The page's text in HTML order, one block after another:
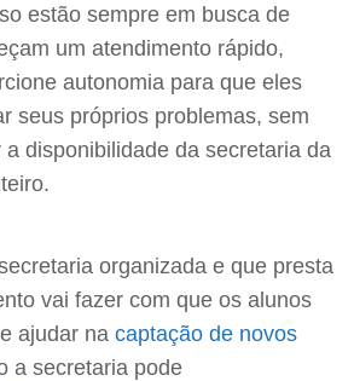
estão sempre em busca de
um atendimento rápido,
autonomia para que eles
seus próprios problemas, sem
disponibilidade da secretaria da
organizada e que presta
vai fazer com que os alunos
ajudar na captação de novos
a secretaria pode